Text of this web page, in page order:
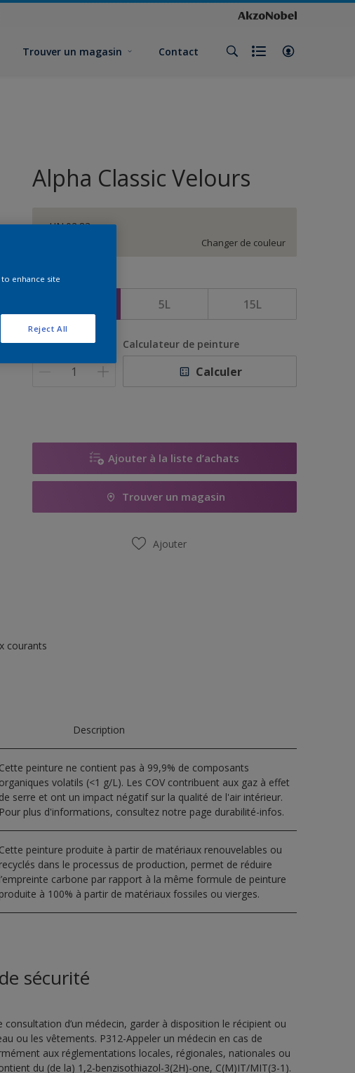
Trouver un magasin Contact
Alpha Classic Velours
HN.02.83
Changer de couleur
Format
5L 15L
Quantité Calculateur de peinture
Calculer
Ajouter à la liste d’achats
Trouver un magasin
Ajouter
courants
Description
Cette peinture ne contient pas à 99,9% de composants
organiques volatils (<1 g/L). Les COV contribuent aux gaz à effet
de serre et ont un impact négatif sur la qualité de l'air intérieur.
Pour plus d'informations, consultez notre page durabilité-infos.
Cette peinture produite à partir de matériaux renouvelables ou
recyclés dans le processus de production, permet de réduire
l’empreinte carbone par rapport à la même formule de peinture
produite à 100% à partir de matériaux fossiles ou vierges.
sécurité
d’un médecin, garder à disposition le récipient ou
ou les vêtements. P312-Appeler un médecin en cas de
aux réglementations locales, régionales, nationales ou
du (de la) 1,2-benzisothiazol-3(2H)-one, C(M)IT/MIT(3-1).
enhance site
Reject All